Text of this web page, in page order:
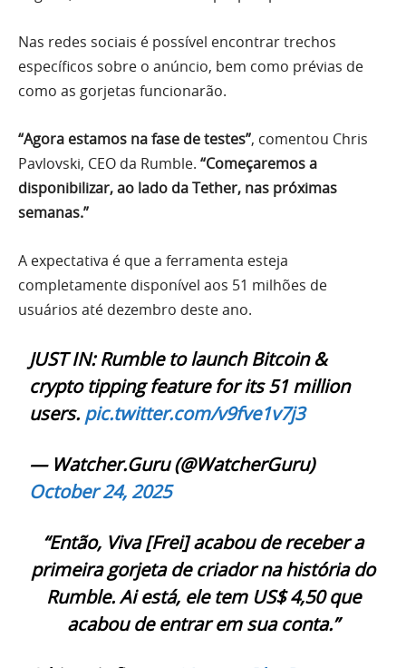
Nas redes sociais é possível encontrar trechos
específicos sobre o anúncio, bem como prévias de
como as gorjetas funcionarão.
“Agora estamos na fase de testes”, comentou Chris
Pavlovski, CEO da Rumble. “Começaremos a
disponibilizar, ao lado da Tether, nas próximas
semanas.”
A expectativa é que a ferramenta esteja
completamente disponível aos 51 milhões de
usuários até dezembro deste ano.
JUST IN: Rumble to launch Bitcoin &
crypto tipping feature for its 51 million
users. pic.twitter.com/v9fve1v7j3
— Watcher.Guru (@WatcherGuru)
October 24, 2025
“Então, Viva [Frei] acabou de receber a
primeira gorjeta de criador na história do
Rumble. Ai está, ele tem US$ 4,50 que
acabou de entrar em sua conta.”